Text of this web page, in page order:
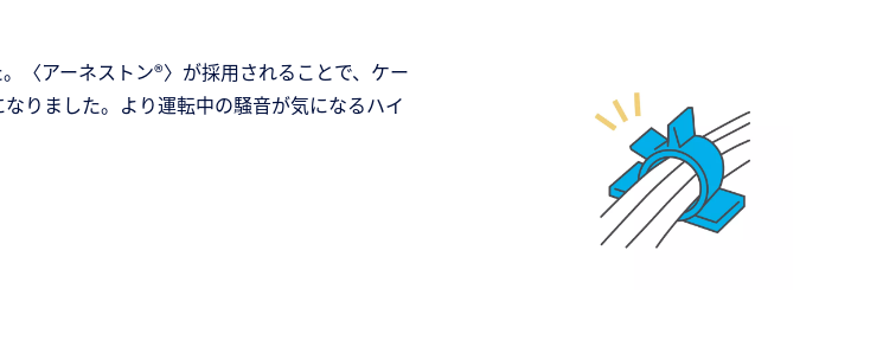
〈アーネストン®〉が採用されることで、ケー
りました。より運転中の騒音が気になるハイ